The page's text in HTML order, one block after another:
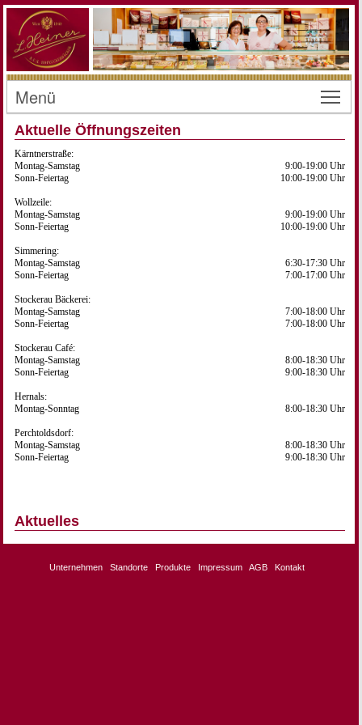
Menü
Aktuelle Öffnungszeiten
Kärntnerstraße:
Montag-Samstag
Sonn-Feiertag
9:00-19:00 Uhr
10:00-19:00 Uhr
Wollzeile:
Montag-Samstag
Sonn-Feiertag
9:00-19:00 Uhr
10:00-19:00 Uhr
Simmering:
Montag-Samstag
Sonn-Feiertag
6:30-17:30 Uhr
7:00-17:00 Uhr
Stockerau Bäckerei:
Montag-Samstag
7:00-18:00 Uhr
Sonn-Feiertag
7:00-18:00 Uhr
Stockerau Café:
Montag-Samstag
Sonn-Feiertag
8:00-18:30 Uhr
9:00-18:30 Uhr
Hernals:
Montag-Sonntag
8:00-18:30 Uhr
Perchtoldsdorf:
Montag-Samstag
Sonn-Feiertag
8:00-18:30 Uhr
9:00-18:30 Uhr
Aktuelles
Unternehmen Standorte Produkte Impressum AGB Kontakt